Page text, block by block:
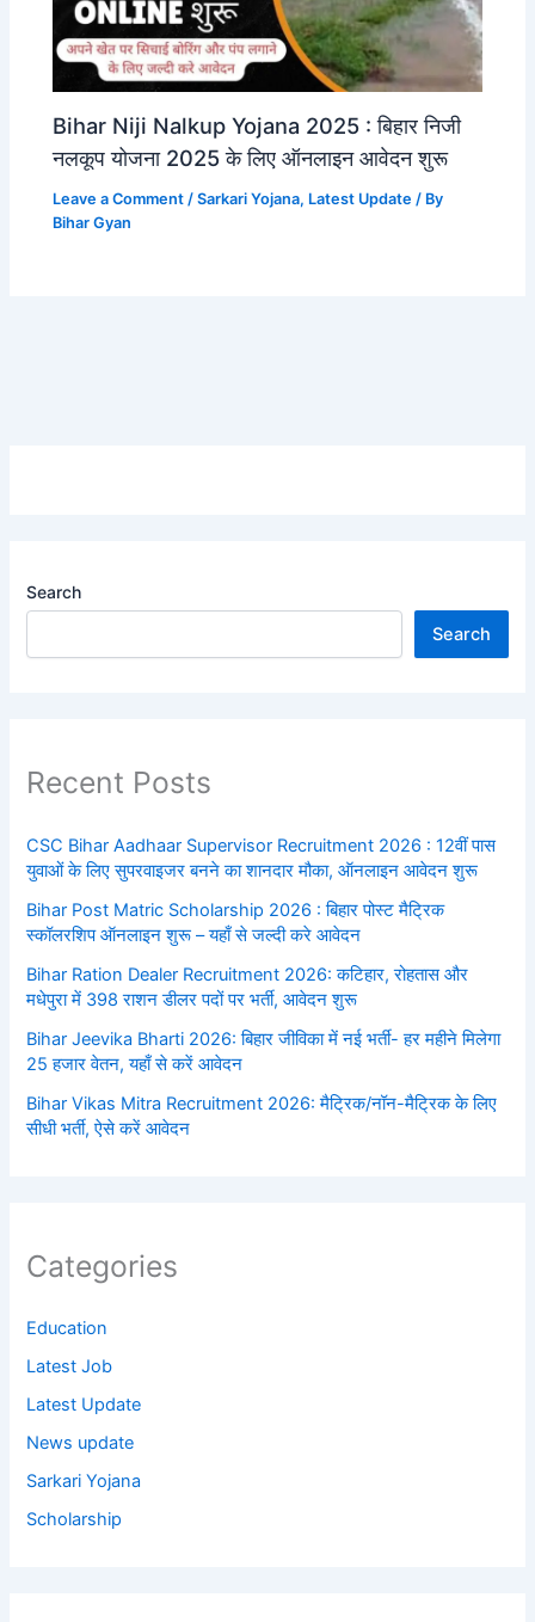
Bihar Niji Nalkup Yojana 2025 : बिहार निजी
नलकूप योजना 2025 के लिए ऑनलाइन आवेदन शुरू
Leave a Comment /Sarkari Yojana, Latest Update / By
Bihar Gyan
Search
Search
Recent Posts
CSC Bihar Aadhaar Supervisor Recruitment 2026 : 12वीं पास
युवाओं के लिए सुपरवाइजर बनने का शानदार मौका, ऑनलाइन आवेदन शुरू
Bihar Post Matric Scholarship 2026 : बिहार पोस्ट मैट्रिक
स्कॉलरशिप ऑनलाइन शुरू – यहाँ से जल्दी करे आवेदन
Bihar Ration Dealer Recruitment 2026: कटिहार, रोहतास और
मधेपुरा में 398 राशन डीलर पदों पर भर्ती, आवेदन शुरू
Bihar Jeevika Bharti 2026: बिहार जीविका में नई भर्ती- हर महीने मिलेगा
25 हजार वेतन, यहाँ से करें आवेदन
Bihar Vikas Mitra Recruitment 2026: मैट्रिक/नॉन-मैट्रिक के लिए
सीधी भर्ती, ऐसे करें आवेदन
Categories
Education
Latest Job
Latest Update
News update
Sarkari Yojana
Scholarship